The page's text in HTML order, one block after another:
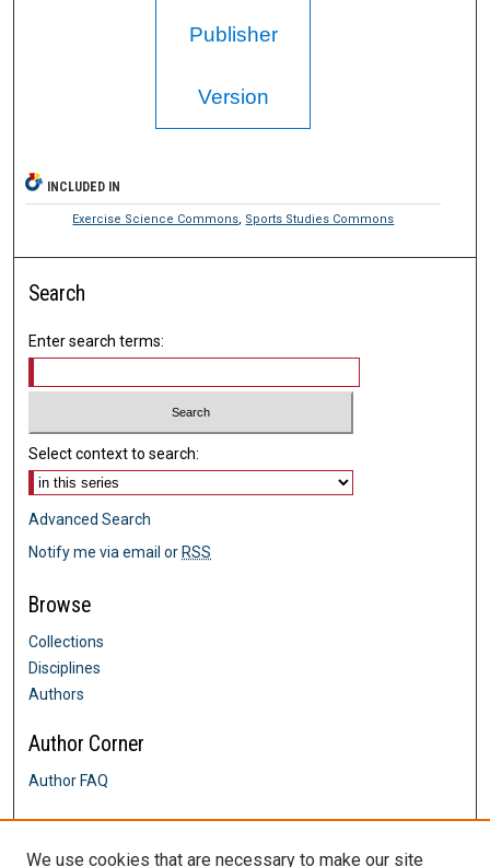
Publisher
Version
INCLUDED IN
Exercise Science Commons, Sports Studies Commons
Search
Enter search terms:
Select context to search:
Advanced Search
Notify me via email or RSS
Browse
Collections
Disciplines
Authors
Author Corner
Author FAQ
We use cookies that are necessary to make our site